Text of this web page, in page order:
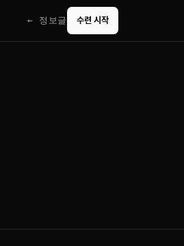
← 정보글 수련 시작